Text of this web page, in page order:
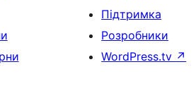
Підтримка
Розробники
WordPress.tv ↗